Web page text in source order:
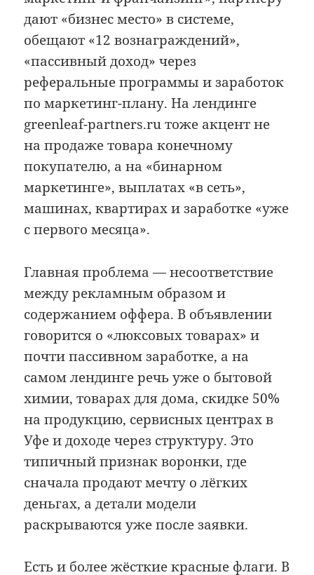
дают «бизнес место» в системе,
обещают «12 вознаграждений»,
«пассивный доход» через
реферальные программы и заработок
по маркетинг-плану. На лендинге
greenleaf-partners.ru тоже акцент не
на продаже товара конечному
покупателю, а на «бинарном
маркетинге», выплатах «в сеть»,
машинах, квартирах и заработке «уже
с первого месяца».
Главная проблема — несоответствие
между рекламным образом и
содержанием оффера. В объявлении
говорится о «люксовых товарах» и
почти пассивном заработке, а на
самом лендинге речь уже о бытовой
химии, товарах для дома, скидке 50%
на продукцию, сервисных центрах в
Уфе и доходе через структуру. Это
типичный признак воронки, где
сначала продают мечту о лёгких
деньгах, а детали модели
раскрываются уже после заявки.
Есть и более жёсткие красные флаги. В